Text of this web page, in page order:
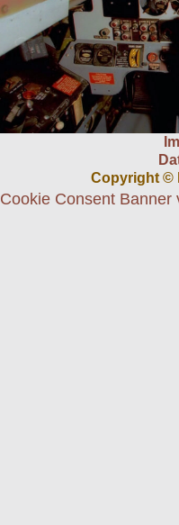
Copyright ©
Cookie Consent